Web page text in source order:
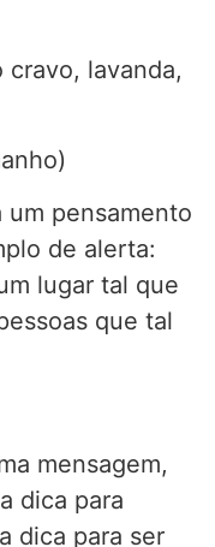
lavanda,
um pensamento
de alerta:
lugar tal que
que tal
mensagem,
dica para
dica para ser